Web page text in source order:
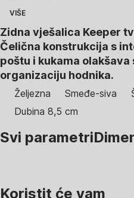
VIŠE
Zidna vješalica Keeper
Čelična konstrukcija s
poštu i kukama olakšava
organizaciju hodnika.
Željezna Smeđe-siva
Dubina 8,5 cm
Svi parametri
Koristit će vam